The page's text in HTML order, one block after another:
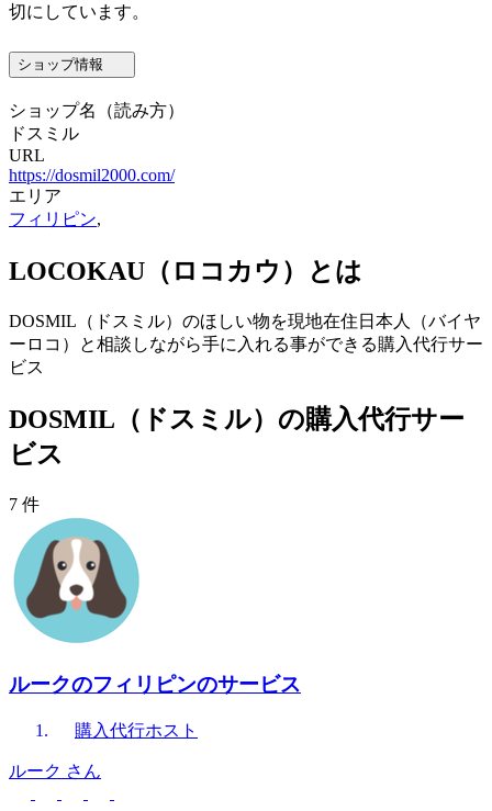
切にしています。
ショップ情報
ショップ名
（読み方）
ドスミル
URL
https://dosmil2000.com/
エリア
フィリピン,
LOCOKAU（ロコカウ）とは
DOSMIL（ドスミル）のほしい物を現地在住日本人（バイヤ
ーロコ）と相談しながら手に入れる事ができる購入代行サー
ビス
DOSMIL（ドスミル）の購入代行サー
ビス
7 件
ルークのフィリピンのサービス
購入代行ホスト
ルーク さん